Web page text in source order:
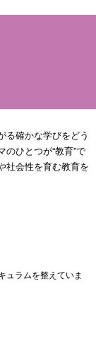
る確かな学びをどう
ひとつが“教育”で
社会性を育む教育を
ュラムを整えていま